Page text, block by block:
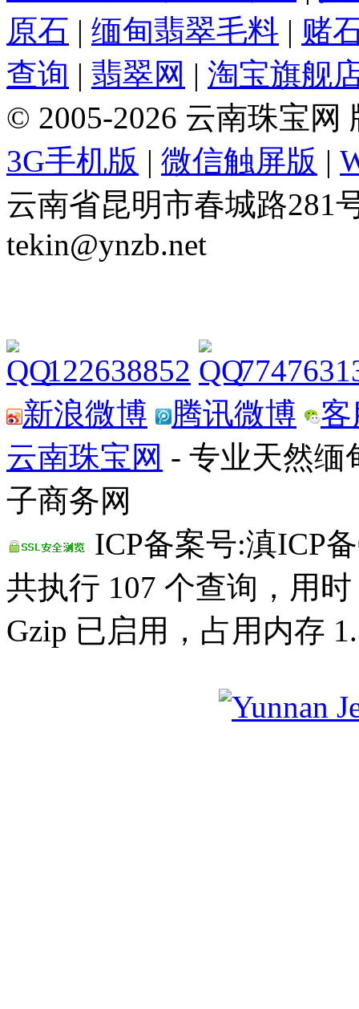
原石 | 缅甸翡翠毛料 | 赌
查询 | 翡翠网 | 淘宝旗舰
© 2005-2026 云南珠宝网
3G手机版 | 微信触屏版 |
云南省昆明市春城路281
tekin@ynzb.net
122638852
新浪微博
腾讯微博
云南珠宝网 - 专业天然缅
子商务网
ICP备案号:滇ICP
共执行 107 个查询，用
Gzip 已启用，占用内存